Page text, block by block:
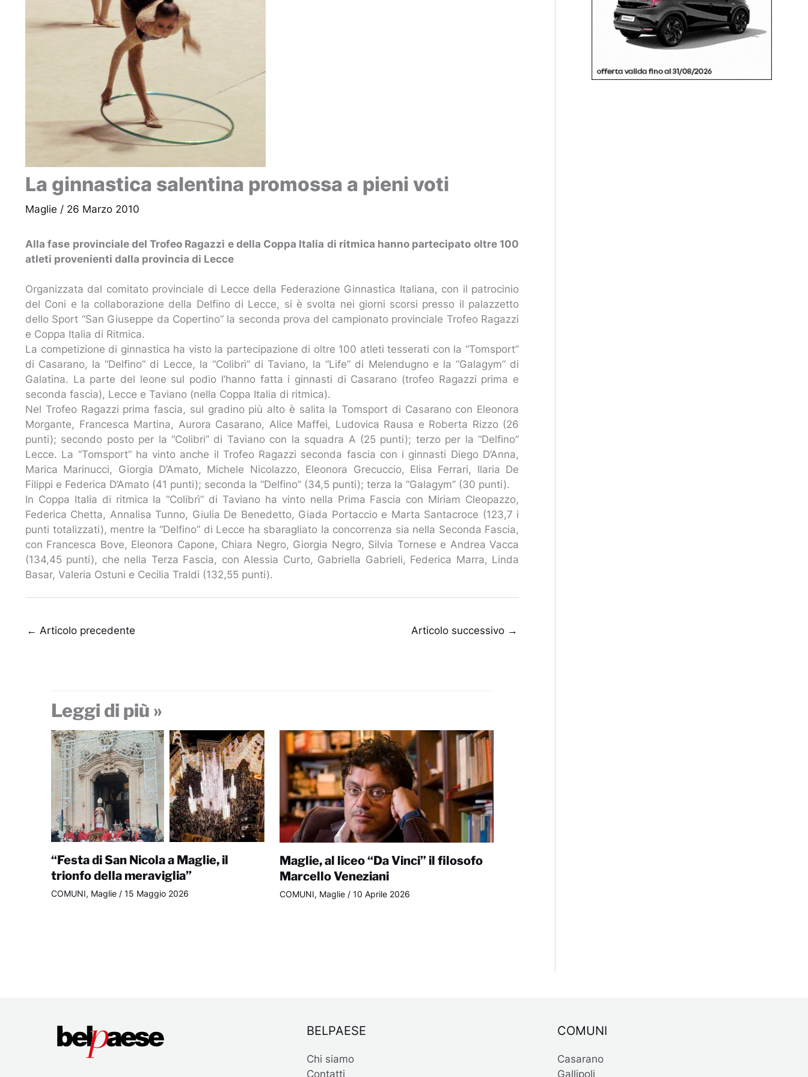
La ginnastica salentina promossa a pieni voti
Maglie / 26 Marzo 2010
Alla fase provinciale del Trofeo Ragazzi e della Coppa Italia di ritmica hanno partecipato oltre 100
atleti provenienti dalla provincia di Lecce
Organizzata dal comitato provinciale di Lecce della Federazione Ginnastica Italiana, con il patrocinio
del Coni e la collaborazione della Delfino di Lecce, si è svolta nei giorni scorsi presso il palazzetto
dello Sport “San Giuseppe da Copertino” la seconda prova del campionato provinciale Trofeo Ragazzi
e Coppa Italia di Ritmica.
La competizione di ginnastica ha visto la partecipazione di oltre 100 atleti tesserati con la “Tomsport”
di Casarano, la “Delfino” di Lecce, la “Colibrì” di Taviano, la “Life” di Melendugno e la “Galagym” di
Galatina. La parte del leone sul podio l’hanno fatta i ginnasti di Casarano (trofeo Ragazzi prima e
seconda fascia), Lecce e Taviano (nella Coppa Italia di ritmica).
Nel Trofeo Ragazzi prima fascia, sul gradino più alto è salita la Tomsport di Casarano con Eleonora
Morgante, Francesca Martina, Aurora Casarano, Alice Maffei, Ludovica Rausa e Roberta Rizzo (26
punti); secondo posto per la “Colibri” di Taviano con la squadra A (25 punti); terzo per la “Delfino”
Lecce. La “Tomsport” ha vinto anche il Trofeo Ragazzi seconda fascia con i ginnasti Diego D’Anna,
Marica Marinucci, Giorgia D’Amato, Michele Nicolazzo, Eleonora Grecuccio, Elisa Ferrari, Ilaria De
Filippi e Federica D’Amato (41 punti); seconda la “Delfino” (34,5 punti); terza la “Galagym” (30 punti).
In Coppa Italia di ritmica la “Colibrì” di Taviano ha vinto nella Prima Fascia con Miriam Cleopazzo,
Federica Chetta, Annalisa Tunno, Giulia De Benedetto, Giada Portaccio e Marta Santacroce (123,7 i
punti totalizzati), mentre la “Delfino” di Lecce ha sbaragliato la concorrenza sia nella Seconda Fascia,
con Francesca Bove, Eleonora Capone, Chiara Negro, Giorgia Negro, Silvia Tornese e Andrea Vacca
(134,45 punti), che nella Terza Fascia, con Alessia Curto, Gabriella Gabrieli, Federica Marra, Linda
Basar, Valeria Ostuni e Cecilia Traldi (132,55 punti).
← Articolo precedente Articolo successivo →
Leggi di più »
“Festa di San Nicola a Maglie, il
trionfo della meraviglia”
COMUNI, Maglie/ 15 Maggio 2026
Maglie, al liceo “Da Vinci” il filosofo
Marcello Veneziani
COMUNI, Maglie / 10 Aprile 2026
BELPAESE
Chi siamo
Contatti
COMUNI
Casarano
Gallipoli